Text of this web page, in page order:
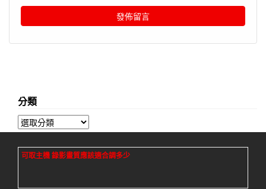
分類
分
類
可取主機 錄影畫質應該適合調多少